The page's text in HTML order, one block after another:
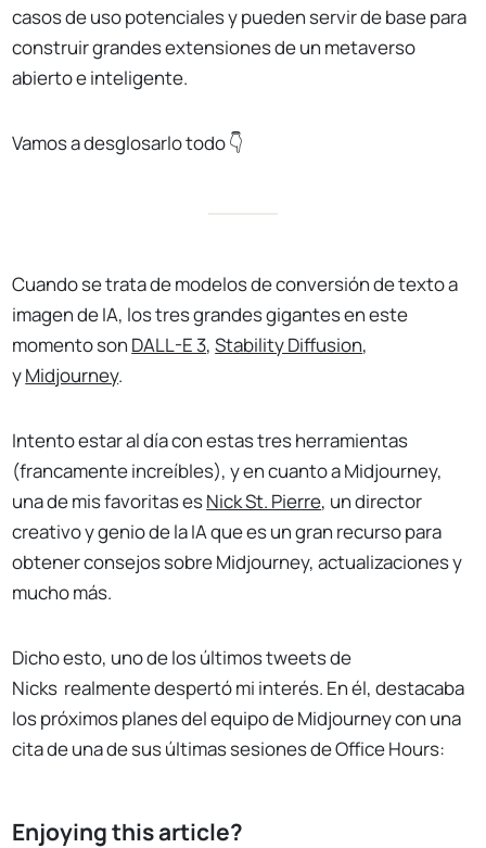
casos de uso potenciales y pueden servir de base para
construir grandes extensiones de un metaverso
abierto e inteligente.
Vamos a desglosarlo todo 👇
Cuando se trata de modelos de conversión de texto a
imagen de IA, los tres grandes gigantes en este
momento son DALL-E 3,Stability Diffusion,
yMidjourney.
Intento estar al día con estas tres herramientas
(francamente increíbles), y en cuanto a Midjourney,
una de mis favoritas esNick St. Pierre, un director
creativo y genio de la IA que es un gran recurso para
obtener consejos sobre Midjourney, actualizaciones y
mucho más.
Dicho esto, uno de los últimos tweets de
Nicks realmente despertó mi interés. En él, destacaba
los próximos planes del equipo de Midjourney con una
cita de una de sus últimas sesiones de Office Hours:
Enjoying this article?